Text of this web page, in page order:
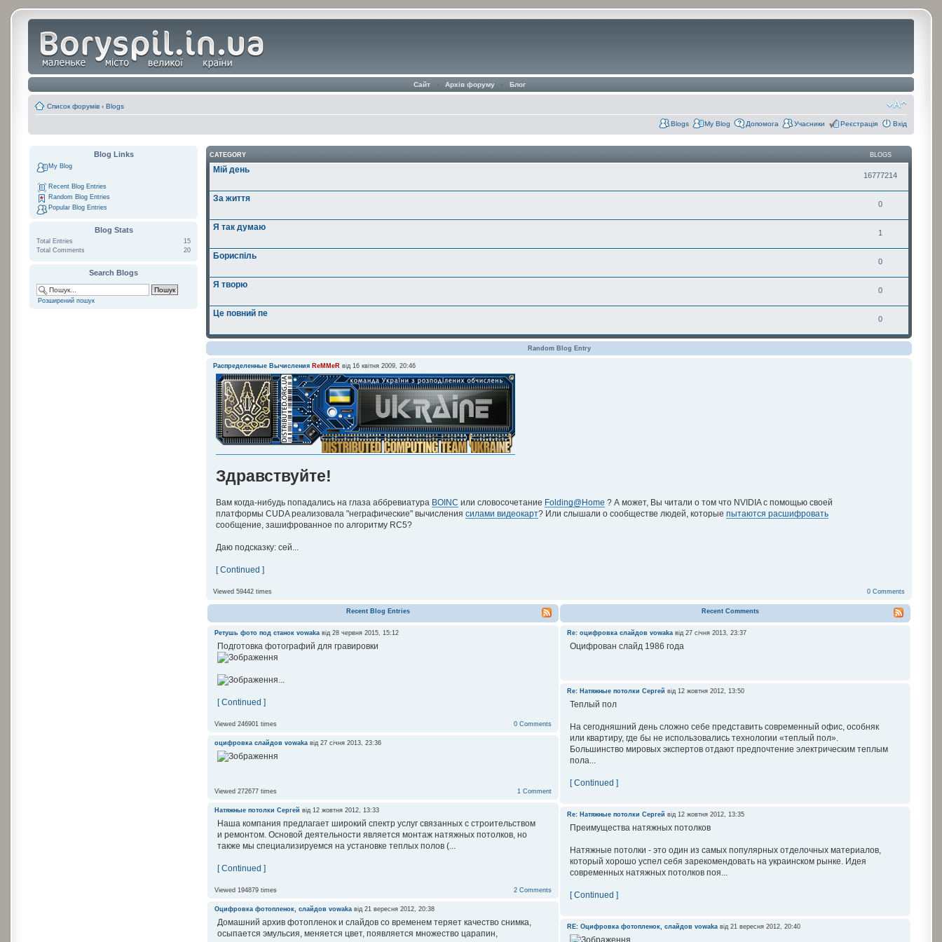
Сайт ‹ Архів форуму ‹ Блог
Список форумів ‹ Blogs
Blogs My Blog Допомога Учасники Реєстрація Вхід
Blog Links
My Blog
Recent Blog Entries
Random Blog Entries
Popular Blog Entries
Blog Stats
15
Total Entries
20
Total Comments
Search Blogs
Розширений пошук
CATEGORY BLOGS
Мій день
16777214
За життя
0
Я так думаю
1
Бориспіль
0
Я творю
0
Це повний пе
0
Random Blog Entry
Распределенные Вычисления ReMMeR від 16 квітня 2009, 20:46
Здравствуйте!
Вам когда-нибудь попадались на глаза аббревиатура BOINC или словосочетание Folding@Home ? А может, Вы читали о том что NVIDIA с помощью своей
платформы CUDA реализовала "неграфические" вычислениясилами видеокарт? Или слышали о сообществе людей, которыепытаются расшифровать
сообщение, зашифрованное по алгоритму RC5?
Даю подсказку: сей...
[ Continued ]
0 Comments
Viewed 59442 times
Recent Blog Entries
Ретушь фото под станок vowaka від 28 червня 2015, 15:12
Подготовка фотографий для гравировки
[ Continued ]
0 Comments
Viewed 246901 times
оцифровка слайдов vowaka від 27 січня 2013, 23:36
1 Comment
Viewed 272677 times
Натяжные потолки Сергей від 12 жовтня 2012, 13:33
Наша компания предлагает широкий спектр услуг связанных с строительством
и ремонтом. Основой деятельности является монтаж натяжных потолков, но
также мы специализируемся на установке теплых полов (...
[ Continued ]
2 Comments
Viewed 194879 times
Оцифровка фотопленок, слайдов vowaka від 21 вересня 2012, 20:38
Домашний архив фотопленок и слайдов со временем теряет качество снимка,
осыпается эмульсия, меняется цвет, появляется множество царапин,
Recent Comments
Re: оцифровка слайдов vowaka від 27 січня 2013, 23:37
Оцифрован слайд 1986 года
Re: Натяжные потолки Сергей від 12 жовтня 2012, 13:50
Теплый пол
На сегодняшний день сложно себе представить современный офис, особняк
или квартиру, где бы не использовались технологии «теплый пол».
Большинство мировых экспертов отдают предпочтение электрическим теплым
пола...
[ Continued ]
Re: Натяжные потолки Сергей від 12 жовтня 2012, 13:35
Преимущества натяжных потолков
Натяжные потолки - это один из самых популярных отделочных материалов,
который хорошо успел себя зарекомендовать на украинском рынке. Идея
современных натяжных потолков поя...
[ Continued ]
RE: Оцифровка фотопленок, слайдов vowaka від 21 вересня 2012, 20:40